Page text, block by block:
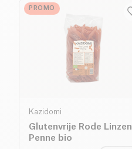
PROMO
Kazidomi
Glutenvrije Rode Linzen
Penne bio